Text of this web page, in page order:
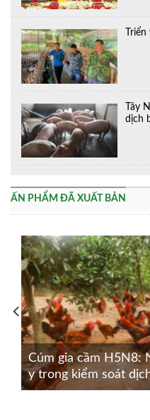
Tây
dịch
ẤN PHẨM ĐÃ XUẤT BẢN
Cúm gia cầm H5N8:
y trong kiểm soát